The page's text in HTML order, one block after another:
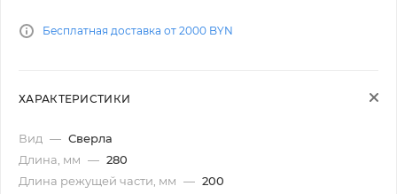
Бесплатная доставка от 2000 BYN
ХАРАКТЕРИСТИКИ
Вид — Сверла
Длина, мм — 280
Длина режущей части, мм — 200